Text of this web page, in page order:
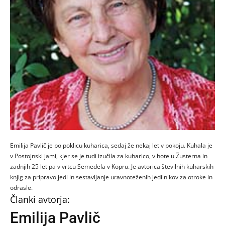
Emilija Pavlič je po poklicu kuharica, sedaj že nekaj let v pokoju. Kuhala je
v Postojnski jami, kjer se je tudi izučila za kuharico, v hotelu Žusterna in
zadnjih 25 let pa v vrtcu Semedela v Kopru. Je avtorica številnih kuharskih
knjig za pripravo jedi in sestavljanje uravnoteženih jedilnikov za otroke in
odrasle.
Članki avtorja:
Emilija Pavlič